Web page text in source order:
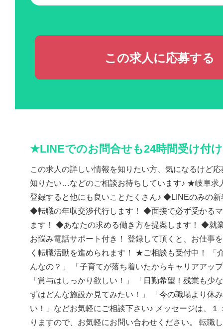
この求人に応募する
★LINEでのお問合せも24時間受け付
この求人の詳しい情報を知りたい方、気になるけど
知りたい…などのご相談お待ちしています♪ ★岐阜求
登録すると他にも良いことたくさん♪ ◆LINEのみの
◆転職の年収交渉代行します！ ◆面接で必ず受かる
ます！ ◆あなたの求める働き方を提案します！ ◆就
お悩み電話サポート付き！ 登録して頂くと、お仕事
く転職活動を進められます！ ★ご相談も受付中！ 「
んなの？」 「子育てが落ち着いたからキャリアアッ
「賞与はしっかり欲しい！」 「日勤希望！残業も少
ずはどんな施設か見てみたい！」 「今の職場より休
い！」などお気軽にご相談下さい♪ メッセージは、１
りますので、お気軽にお問い合わせください。 転職